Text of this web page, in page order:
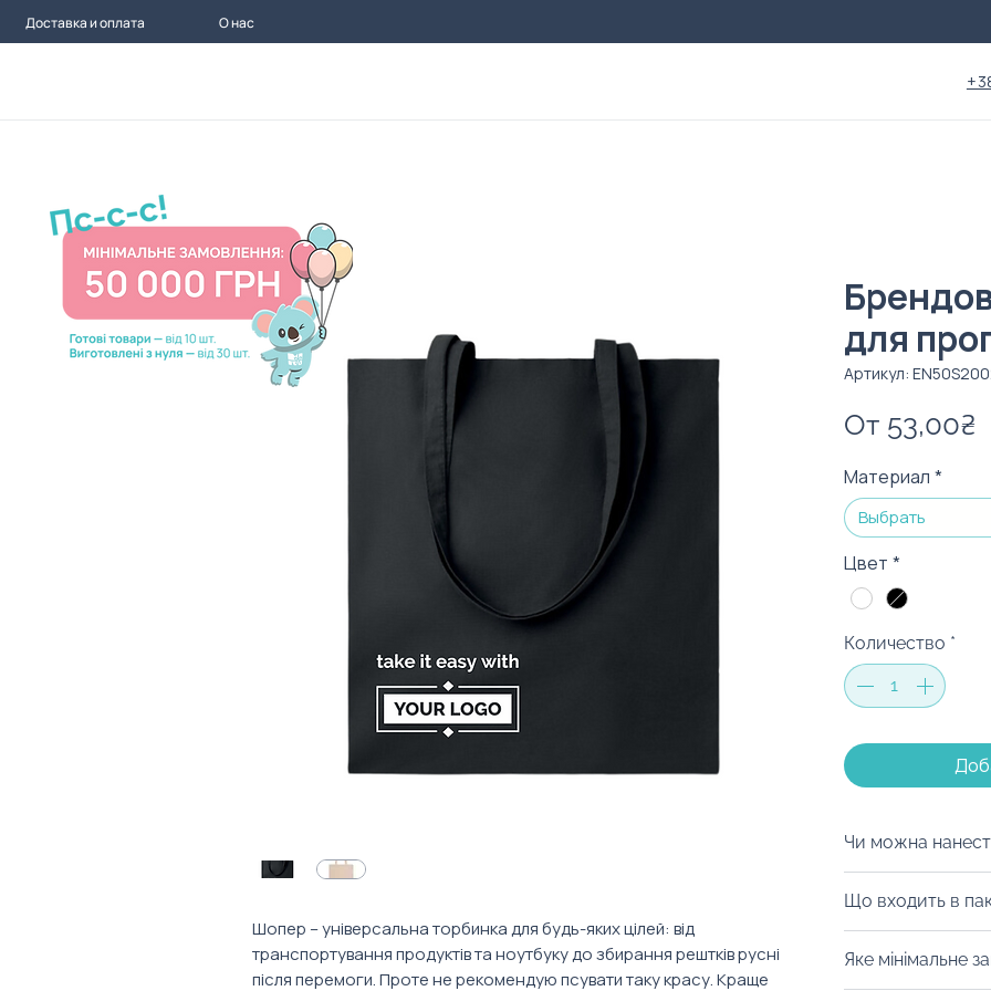
Доставка и оплата О нас
Шопер – універсальна торбинка для будь-яких цілей: від
транспортування продуктів та ноутбуку до збирання рештків русні
після перемоги. Проте не рекомендую псувати таку красу. Краще
для
Артикул:
От 53,00₴
Материал *
Выбрать
Цвет *
Количество *
Чи можна
бажанням, на
індивідуальний
Наші дизайнери
Що входить в
милому
Яке мінімальне